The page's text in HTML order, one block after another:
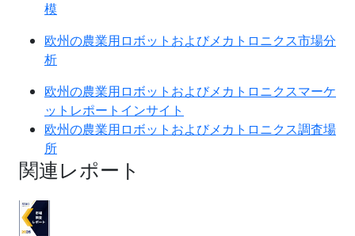
模
欧州の農業用ロボットおよびメカトロニクス市場分
析
欧州の農業用ロボットおよびメカトロニクスマーケ
ットレポートインサイト
欧州の農業用ロボットおよびメカトロニクス調査場
所
関連レポート